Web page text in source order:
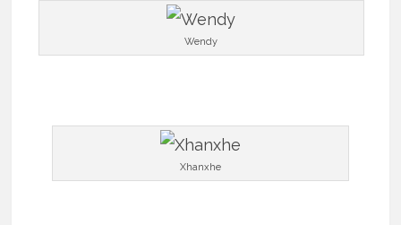
Wendy
Xhanxhe